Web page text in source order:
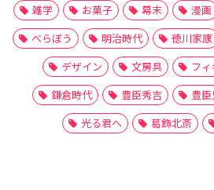
雑学
お菓子 幕末 漫画
べらぼう
明治時代 徳川家康
デザイン
文房具 フ
鎌倉時代
豊臣秀吉 豊臣
光る君へ
葛飾北斎